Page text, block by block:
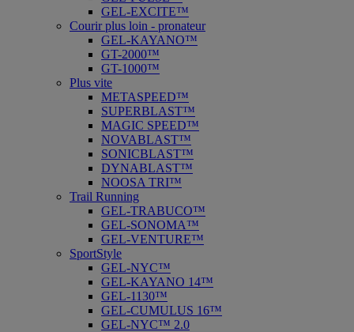
GEL-EXCITE™
Courir plus loin - pronateur
GEL-KAYANO™
GT-2000™
GT-1000™
Plus vite
METASPEED™
SUPERBLAST™
MAGIC SPEED™
NOVABLAST™
SONICBLAST™
DYNABLAST™
NOOSA TRI™
Trail Running
GEL-TRABUCO™
GEL-SONOMA™
GEL-VENTURE™
SportStyle
GEL-NYC™
GEL-KAYANO 14™
GEL-1130™
GEL-CUMULUS 16™
GEL-NYC™ 2.0